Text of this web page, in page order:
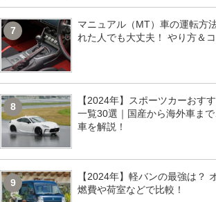
7
マニュアル（MT）車の運転方
れた人でも大丈夫！ やり方＆
8
【2024年】スポーツカーおす
一覧30選｜国産から海外車ま
車を解説！
9
【2024年】軽バンの最強は？
燃費や荷室などで比較！